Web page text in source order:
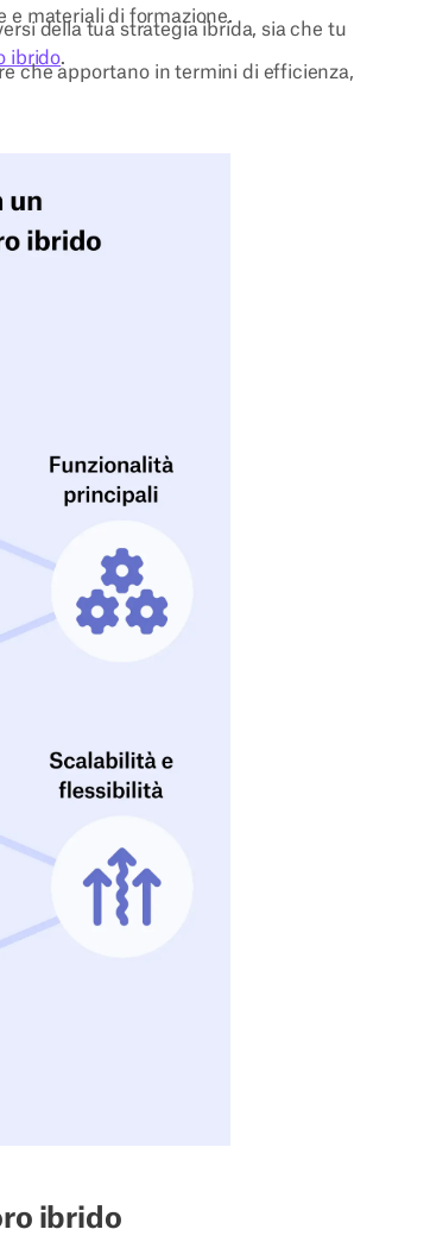
e materiali di formazione.
della tua strategia ibrida, sia che tu
ibrido.
che apportano in termini di efficienza,
ibrido